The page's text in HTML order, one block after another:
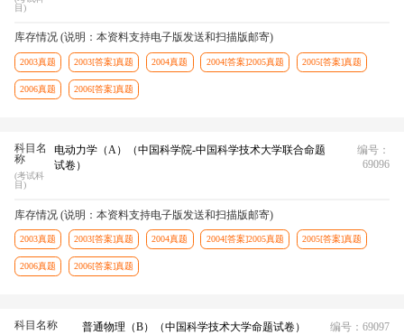
目)
库存情况 (说明：本资料支持电子版发送和扫描版邮寄)
2003真题 2003[答案]真题 2004真题 2004[答案]2005真题 2005[答案]真题
2006真题 2006[答案]真题
科目名
称
(考试科
目)
电动力学（A）（中国科学院-中国科学技术大学联合命题
试卷）
编号：
69096
库存情况 (说明：本资料支持电子版发送和扫描版邮寄)
2003真题 2003[答案]真题 2004真题 2004[答案]2005真题 2005[答案]真题
2006真题 2006[答案]真题
科目名称 普通物理（B）（中国科学技术大学命题试卷） 编号：69097